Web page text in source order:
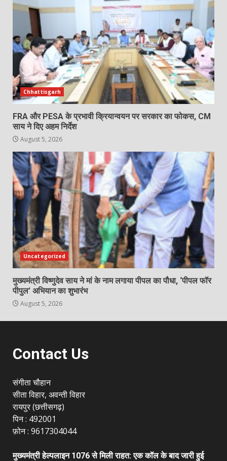
Chhattisgarh
FRA और PESA के प्रभावी क्रियान्वयन पर सरकार का फोकस, CM
साय ने दिए अहम निर्देश
August 5, 2026
Uncategorized
मुख्यमंत्री विष्णुदेव साय ने मां के नाम लगाया पीपल का पौधा, ‘पीपल फॉर
पीपुल’ अभियान का शुभारंभ
August 5, 2026
Contact Us
संगीता चौहान
सीता विहार, अवन्ती विहार
रायपुर (छत्तीसगढ़)
पिन : 492001
फ़ोन : 9617304044
मुख्यमंत्री हेल्पलाइन 1076 से मिली राहत: एक कॉल के बाद जारी हुई